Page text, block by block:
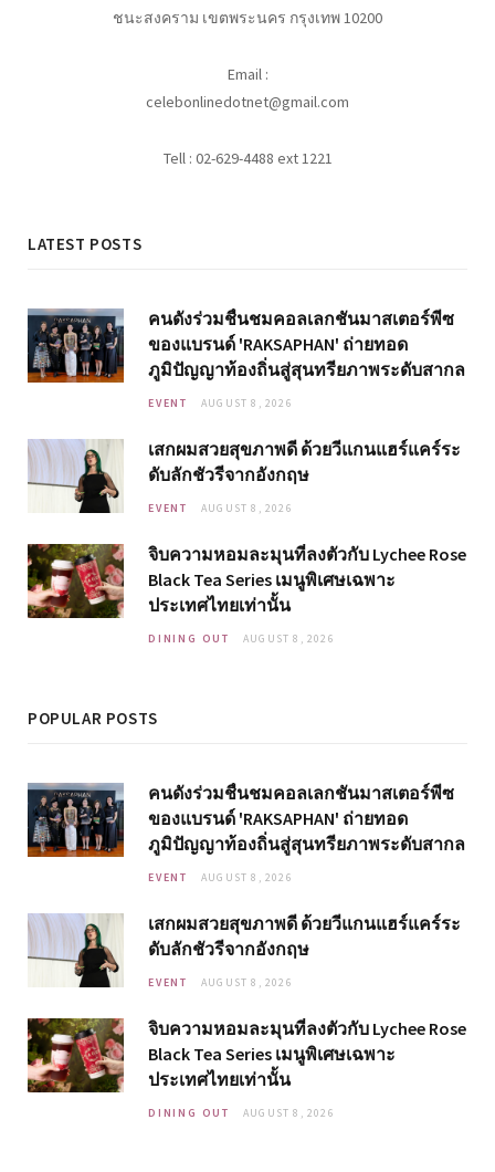
ชนะสงคราม เขตพระนคร กรุงเทพ 10200
Email :
celebonlinedotnet@gmail.com
Tell : 02-629-4488 ext 1221
LATEST POSTS
คนดังร่วมชื่นชมคอลเลกชันมาสเตอร์พีซ
ของแบรนด์ 'RAKSAPHAN' ถ่ายทอด
ภูมิปัญญาท้องถิ่นสู่สุนทรียภาพระดับสากล
EVENT AUGUST 8, 2026
เสกผมสวยสุขภาพดี ด้วยวีแกนแฮร์แคร์ระ
ดับลักชัวรีจากอังกฤษ
EVENT AUGUST 8, 2026
จิบความหอมละมุนที่ลงตัวกับ Lychee Rose
Black Tea Series เมนูพิเศษเฉพาะ
ประเทศไทยเท่านั้น
DINING OUT AUGUST 8, 2026
POPULAR POSTS
คนดังร่วมชื่นชมคอลเลกชันมาสเตอร์พีซ
ของแบรนด์ 'RAKSAPHAN' ถ่ายทอด
ภูมิปัญญาท้องถิ่นสู่สุนทรียภาพระดับสากล
EVENT AUGUST 8, 2026
เสกผมสวยสุขภาพดี ด้วยวีแกนแฮร์แคร์ระ
ดับลักชัวรีจากอังกฤษ
EVENT AUGUST 8, 2026
จิบความหอมละมุนที่ลงตัวกับ Lychee Rose
Black Tea Series เมนูพิเศษเฉพาะ
ประเทศไทยเท่านั้น
DINING OUT AUGUST 8, 2026